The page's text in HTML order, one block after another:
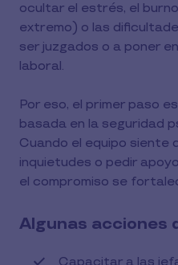
ocultar el estrés, el
extremo) o las
ser juzgados o a poner
laboral.
Por eso, el primer paso
basada en la seguridad
Cuando el equipo siente
inquietudes o pedir
el compromiso se
Algunas acciones